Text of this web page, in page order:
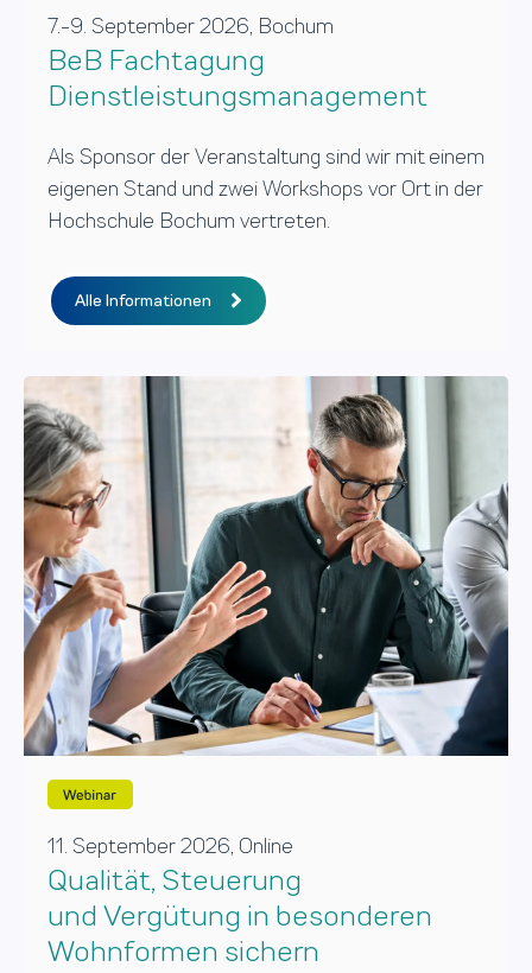
7.-9. September 2026, Bochum
BeB Fachtagung
Dienstleistungsmanagement
Als Sponsor der Veranstaltung sind wir mit einem
eigenen Stand und zwei Workshops vor Ort in der
Hochschule Bochum vertreten.
Alle Informationen
11. September 2026, Online
Qualität, Steuerung
und Vergütung in besonderen
Wohnformen sichern